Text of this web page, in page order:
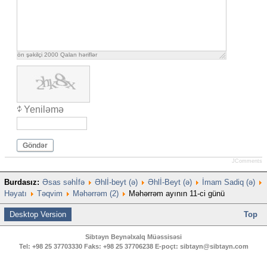
ön şəkilçi 2000 Qalan həriflər
Yeniləmə
Göndər
JComments
Burdasız: Əsas səhİfə Əhlİ-beyt (ə) Əhlİ-Beyt (ə)
İmam Sadiq (ə)
Həyatı
Təqvim Məhərrəm (2) Məhərrəm ayının 11-ci günü
Desktop Version Top
Sibtəyn Beynəlxalq Müəssisəsi
Tel: +98 25 37703330 Faks: +98 25 37706238 E-poçt: sibtayn@sibtayn.com